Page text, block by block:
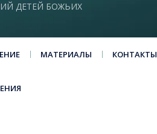
ДЕТЕЙ БОЖЬИХ
МАТЕРИАЛЫ КОНТАКТЫ